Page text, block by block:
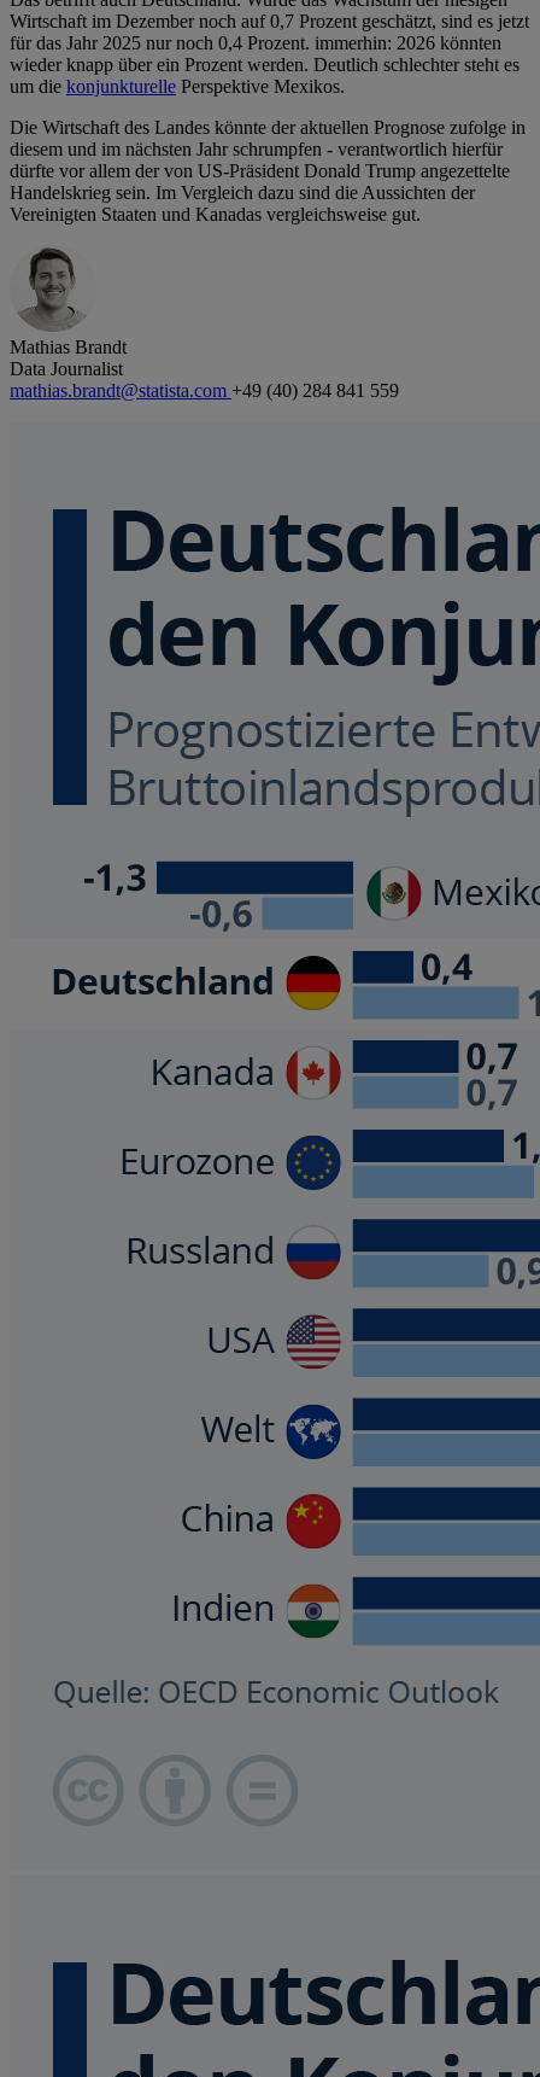
Wirtschaft im Dezember noch auf 0,7 Prozent geschätzt, sind es jetzt
für das Jahr 2025 nur noch 0,4 Prozent. immerhin: 2026 könnten
wieder knapp über ein Prozent werden. Deutlich schlechter steht es
um die konjunkturelle Perspektive Mexikos.
Die Wirtschaft des Landes könnte der aktuellen Prognose zufolge in
diesem und im nächsten Jahr schrumpfen - verantwortlich hierfür
dürfte vor allem der von US-Präsident Donald Trump angezettelte
Handelskrieg sein. Im Vergleich dazu sind die Aussichten der
Vereinigten Staaten und Kanadas vergleichsweise gut.
Mathias Brandt
Data Journalist
mathias.brandt@statista.com +49 (40) 284 841 559